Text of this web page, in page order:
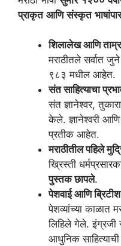
प्राकृत आणि संस्कृत
शिलालेख आणि
मराठीतले सर्वात
९८३ मधील आहेत.
संत साहित्याचा
संत ज्ञानेश्वर,
केले. ज्ञानेश्वरी
प्रतीक आहेत.
मराठीतील पहिले
ख्रिस्ती
पुस्तक छापले.
पेशवाई आणि
पेशव्यांच्या काळात
लिहिले गेले. इंग्रजी
आधुनिक